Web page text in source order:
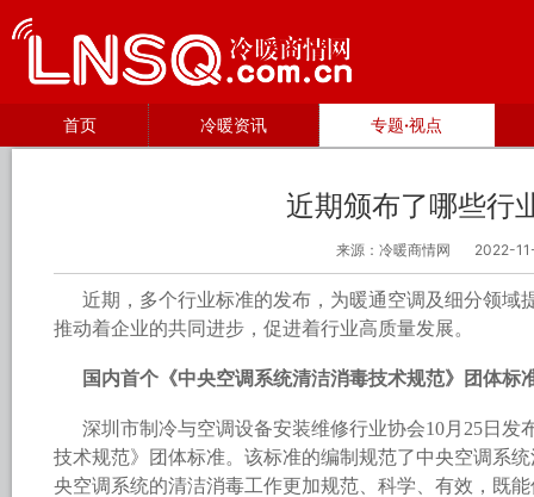
首页 冷暖资讯 专题·视点
近期颁布了哪些行
来源：冷暖商情网 2022-
近期，多个行业标准的发布，为暖通空调及细分领域
推动着企业的共同进步，促进着行业高质量发展。
国内首个《中央空调系统清洁消毒技术规范》团体标
深圳市制冷与空调设备安装维修行业协会10月25日发
技术规范》团体标准。该标准的编制规范了中央空调系
央空调系统的清洁消毒工作更加规范、科学、有效，既